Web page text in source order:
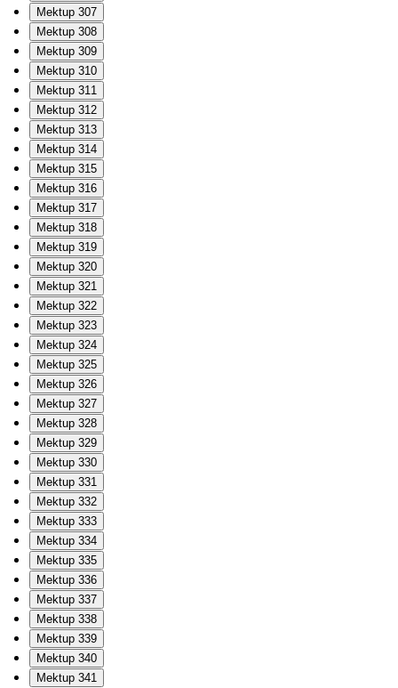
Mektup 307
Mektup 308
Mektup 309
Mektup 310
Mektup 311
Mektup 312
Mektup 313
Mektup 314
Mektup 315
Mektup 316
Mektup 317
Mektup 318
Mektup 319
Mektup 320
Mektup 321
Mektup 322
Mektup 323
Mektup 324
Mektup 325
Mektup 326
Mektup 327
Mektup 328
Mektup 329
Mektup 330
Mektup 331
Mektup 332
Mektup 333
Mektup 334
Mektup 335
Mektup 336
Mektup 337
Mektup 338
Mektup 339
Mektup 340
Mektup 341